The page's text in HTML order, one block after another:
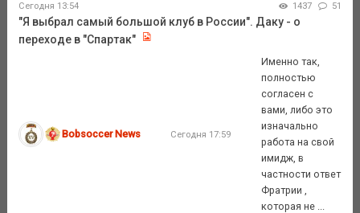
Сегодня 13:54 1437 51
"Я выбрал самый большой клуб в России". Даку - о
переходе в "Спартак"
Bobsoccer News Сегодня 17:59
Именно так,
полностью
согласен с
вами, либо это
изначально
работа на свой
имидж, в
частности ответ
Фратрии ,
которая не ...